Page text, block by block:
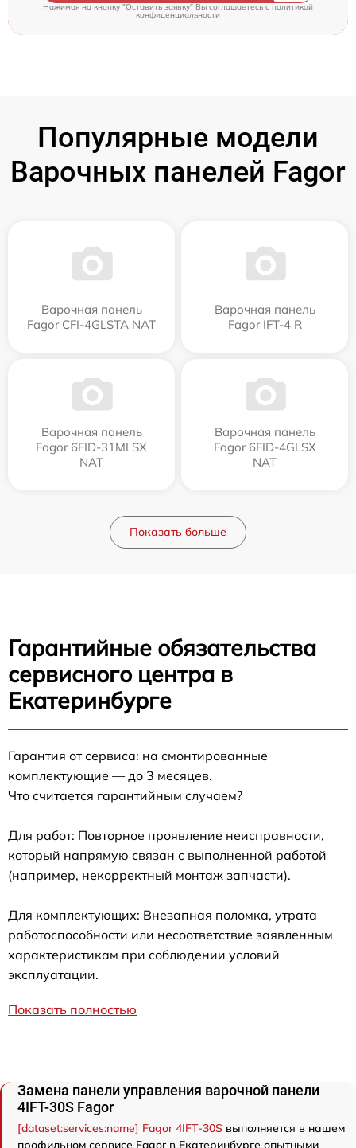
Нажимая на кнопку "Оставить заявку" Вы соглашаетесь cполитикой
конфиденциальности
Популярные модели
Варочных панелей Fagor
Варочная панель
Fagor CFI-4GLSTA NAT
Варочная панель
Fagor IFT-4 R
Варочная панель
Fagor 6FID-31MLSX
NAT
Варочная панель
Fagor 6FID-4GLSX
NAT
Показать больше
Гарантийные обязательства
сервисного центра в
Екатеринбурге
Гарантия от сервиса: на смонтированные
комплектующие — до 3 месяцев.
Что считается гарантийным случаем?
Для работ: Повторное проявление неисправности,
который напрямую связан с выполненной работой
(например, некорректный монтаж запчасти).
Для комплектующих: Внезапная поломка, утрата
работоспособности или несоответствие заявленным
характеристикам при соблюдении условий
эксплуатации.
Показать полностью
Замена панели управления варочной панели
4IFT-30S Fagor
[dataset:services:name] Fagor 4IFT-30S выполняется в нашем
профильном сервисе Fagor в Екатеринбурге опытными